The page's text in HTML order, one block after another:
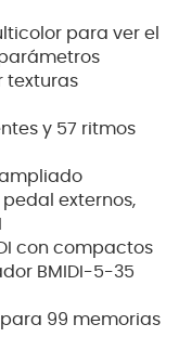
para ver el
texturas
y 57 ritmos
externos,
con compactos
BMIDI-5-35
99 memorias